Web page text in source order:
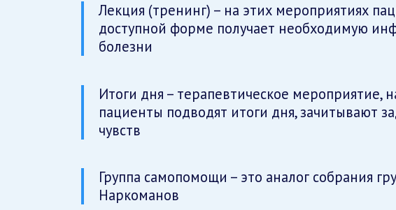
Лекция (тренинг) – на этих мероприятиях
доступной форме получает необходимую
болезни
Итоги дня – терапевтическое мероприятие,
пациенты подводят итоги дня, зачитывают
чувств
Группа самопомощи – это аналог собрания
Наркоманов